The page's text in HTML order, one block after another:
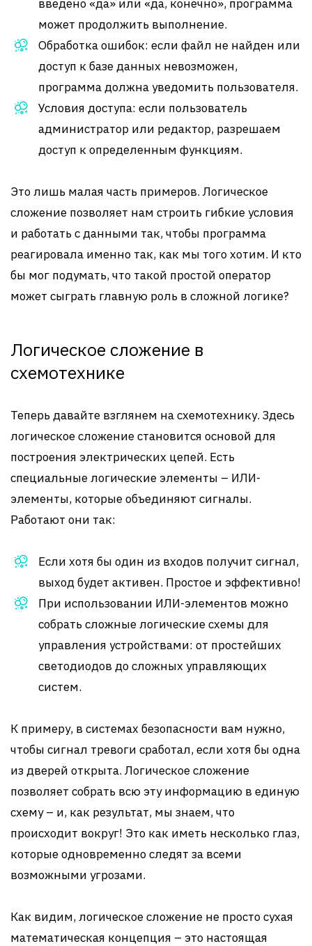
введено «да» или «да, конечно», программа
может продолжить выполнение.
Обработка ошибок: если файл не найден или
доступ к базе данных невозможен,
программа должна уведомить пользователя.
Условия доступа: если пользователь
администратор или редактор, разрешаем
доступ к определенным функциям.
Это лишь малая часть примеров. Логическое
сложение позволяет нам строить гибкие условия
и работать с данными так, чтобы программа
реагировала именно так, как мы того хотим. И кто
бы мог подумать, что такой простой оператор
может сыграть главную роль в сложной логике?
Логическое сложение в
схемотехнике
Теперь давайте взглянем на схемотехнику. Здесь
логическое сложение становится основой для
построения электрических цепей. Есть
специальные логические элементы – ИЛИ-
элементы, которые объединяют сигналы.
Работают они так:
Если хотя бы один из входов получит сигнал,
выход будет активен. Простое и эффективно!
При использовании ИЛИ-элементов можно
собрать сложные логические схемы для
управления устройствами: от простейших
светодиодов до сложных управляющих
систем.
К примеру, в системах безопасности вам нужно,
чтобы сигнал тревоги сработал, если хотя бы одна
из дверей открыта. Логическое сложение
позволяет собрать всю эту информацию в единую
схему – и, как результат, мы знаем, что
происходит вокруг! Это как иметь несколько глаз,
которые одновременно следят за всеми
возможными угрозами.
Как видим, логическое сложение не просто сухая
математическая концепция – это настоящая